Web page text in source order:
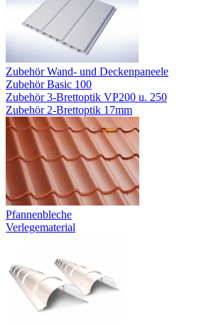
Zubehör Wand- und Deckenpaneele
Zubehör Basic 100
Zubehör 3-Brettoptik VP200 u. 250
Zubehör 2-Brettoptik 17mm
Pfannenbleche
Verlegematerial